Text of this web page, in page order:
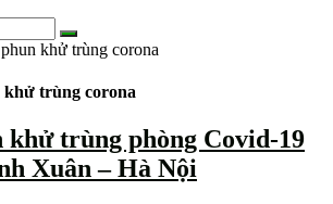
khử trùng corona
khử trùng corona
khử trùng phòng Covid-19
Xuân – Hà Nội